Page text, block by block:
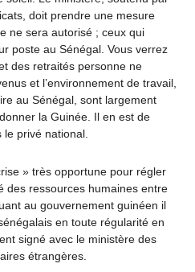
doit prendre une mesure
ne sera autorisé ; ceux qui
poste au Sénégal. Vous verrez
des retraités personne ne
et l’environnement de travail,
au Sénégal, sont largement
la Guinée. Il en est de
privé national.
» très opportune pour régler
des ressources humaines entre
au gouvernement guinéen il
en toute régularité en
signé avec le ministère des
étrangères.